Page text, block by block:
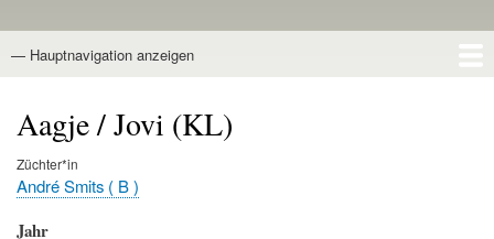
Hauptnavigation
— Hauptnavigation anzeigen
Aagje / Jovi (KL)
Züchter*in
André Smits ( B )
Jahr